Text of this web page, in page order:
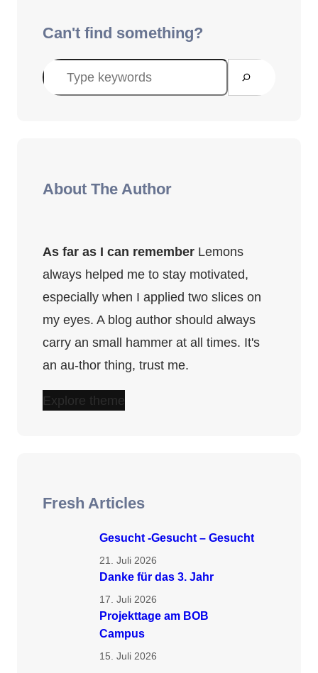
Can't find something?
S
u
About The Author
As far as I can remember Lemons
always helped me to stay motivated,
especially when I applied two slices on
my eyes. A blog author should always
carry an small hammer at all times. It's
an au-thor thing, trust me.
Explore theme
Fresh Articles
Gesucht -Gesucht – Gesucht
21. Juli 2026
Danke für das 3. Jahr
17. Juli 2026
Projekttage am BOB
Campus
15. Juli 2026